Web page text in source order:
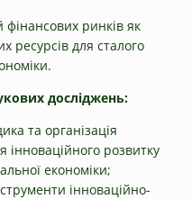
ринків як
ресурсів для сталого
досліджень:
та організація
інноваційного розвитку
економіки;
інноваційно-